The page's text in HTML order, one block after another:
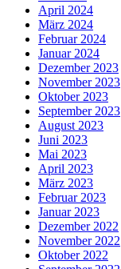
April 2024
März 2024
Februar 2024
Januar 2024
Dezember 2023
November 2023
Oktober 2023
September 2023
August 2023
Juni 2023
Mai 2023
April 2023
März 2023
Februar 2023
Januar 2023
Dezember 2022
November 2022
Oktober 2022